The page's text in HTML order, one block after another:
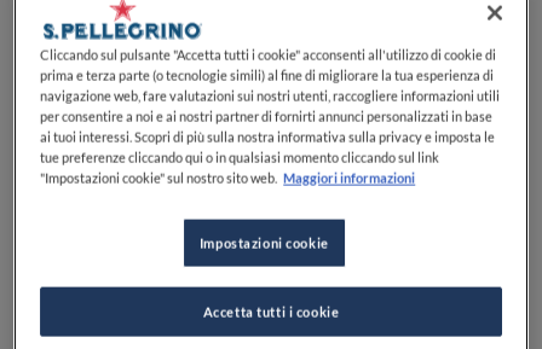
0 0 0 0 0
20017RhoMIItalia
Sabato,12:30-14:30, 19:30-22:00
VEDI ORARI
Cliccando sul pulsante "Accetta tutti i cookie" acconsenti all'utilizzo di cookie di
prima e terza parte (o tecnologie simili) al fine di migliorare la tua esperienza di
navigazione web, fare valutazioni sui nostri utenti, raccogliere informazioni utili
per consentire a noi e ai nostri partner di fornirti annunci personalizzati in base
ai tuoi interessi. Scopri di più sulla nostra informativa sulla privacy e imposta le
tue preferenze cliccando qui o in qualsiasi momento cliccando sul link
"Impostazioni cookie" sul nostro sito web. Maggiori informazioni
Impostazioni cookie
Accetta tutti i cookie